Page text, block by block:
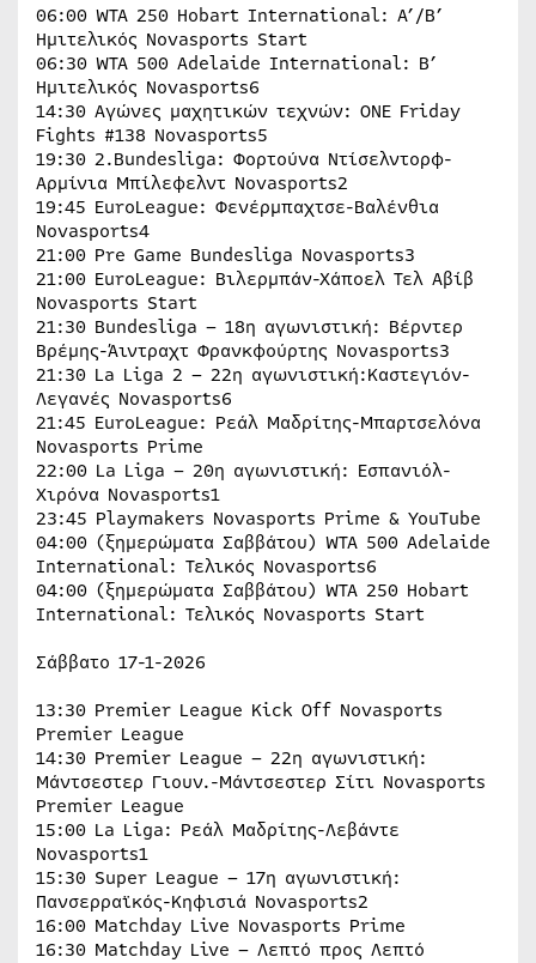
06:00 WTA 250 Hobart International: Α’/Β’
Ημιτελικός Novasports Start
06:30 WTA 500 Adelaide International: B’
Hμιτελικός Novasports6
14:30 Αγώνες μαχητικών τεχνών: ONE Friday
Fights #138 Novasports5
19:30 2.Bundesliga: Φορτούνα Ντίσελντορφ-
Αρμίνια Μπίλεφελντ Novasports2
19:45 EuroLeague: Φενέρμπαχτσε-Βαλένθια
Νovasports4
21:00 Pre Game Bundesliga Novasports3
21:00 EuroLeague: Βιλερμπάν-Χάποελ Τελ Αβίβ
Novasports Start
21:30 Bundesliga – 18η αγωνιστική: Βέρντερ
Βρέμης-Άιντραχτ Φρανκφούρτης Novasports3
21:30 La Liga 2 – 22η αγωνιστική:Καστεγιόν-
Λεγανές Novasports6
21:45 EuroLeague: Ρεάλ Μαδρίτης-Μπαρτσελόνα
Novasports Prime
22:00 La Liga – 20η αγωνιστική: Εσπανιόλ-
Χιρόνα Novasports1
23:45 Playmakers Novasports Prime & YouTube
04:00 (ξημερώματα Σαββάτου) WTA 500 Adelaide
International: Τελικός Novasports6
04:00 (ξημερώματα Σαββάτου) WTA 250 Hobart
International: Τελικός Novasports Start
Σάββατο 17-1-2026
13:30 Premier League Kick Off Novasports
Premier League
14:30 Premier League – 22η αγωνιστική:
Μάντσεστερ Γιουν.-Μάντσεστερ Σίτι Novasports
Premier League
15:00 La Liga: Ρεάλ Μαδρίτης-Λεβάντε
Novasports1
15:30 Super League – 17η αγωνιστική:
Πανσερραϊκός-Κηφισιά Novasports2
16:00 Matchday Live Novasports Prime
16:30 Matchday Live – Λεπτό προς Λεπτό